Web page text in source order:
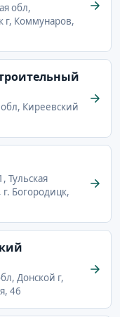
обл,
г, Коммунаров,
обл, Киреевский
Тульская
Богородицк,
Донской г,
46